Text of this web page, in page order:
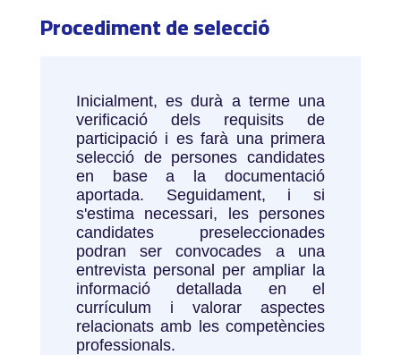
Procediment de selecció
Inicialment, es durà a terme una
verificació dels requisits de
participació i es farà una primera
selecció de persones candidates
en base a la documentació
aportada. Seguidament, i si
s'estima necessari, les persones
candidates preseleccionades
podran ser convocades a una
entrevista personal per ampliar la
informació detallada en el
currículum i valorar aspectes
relacionats amb les competències
professionals.